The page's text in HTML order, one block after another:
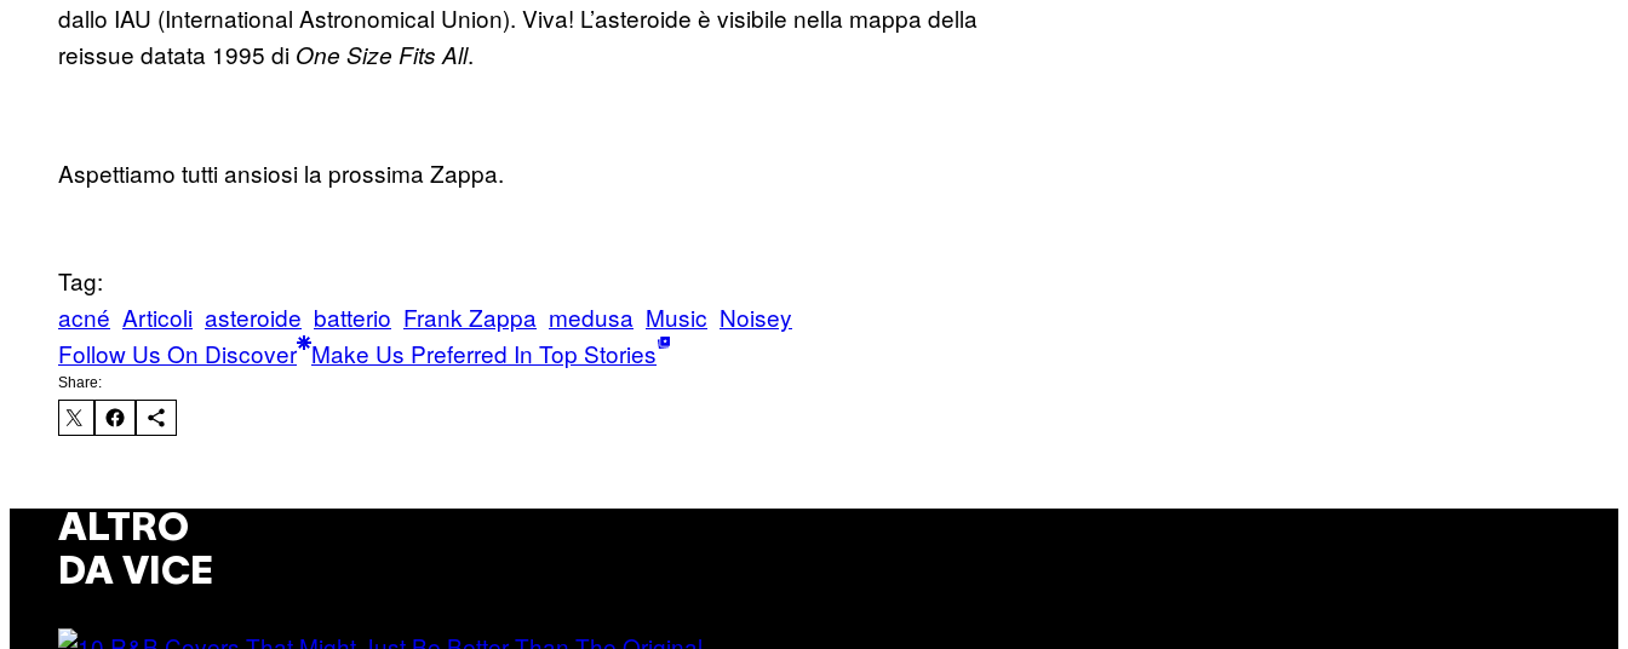
dallo IAU (International Astronomical Union). Viva! L’asteroide è visibile nella mappa della
reissue datata 1995 di One Size Fits All.
Aspettiamo tutti ansiosi la prossima Zappa.
Tag:
acné Articoli asteroide batterio Frank Zappa medusa Music Noisey
Follow Us On Discover Make Us Preferred In Top Stories
Share:
ALTRO
DA VICE